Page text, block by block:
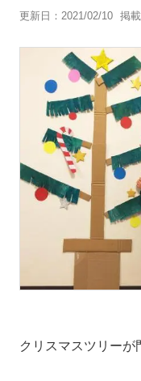
更新日：2021/02/10 掲
クリスマスツリーが